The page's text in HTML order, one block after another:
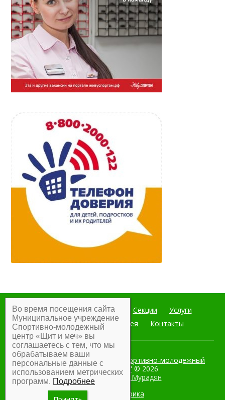
Главная Мероприятия Секции
Услуги
Документы
Фотогалерея Контакты
Муниципальное учреждение Спортивно-молодежный
центр "Щит и меч" © 2026
Разработка:Армен Мурадян
Во время посещения сайта
Муниципальное учреждение
Спортивно-молодежный
центр «Щит и меч» вы
соглашаетесь с тем, что мы
обрабатываем ваши
персональные данные с
использованием метрических
программ. Подробнее